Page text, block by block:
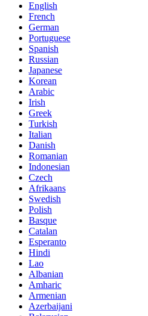
English
French
German
Portuguese
Spanish
Russian
Japanese
Korean
Arabic
Irish
Greek
Turkish
Italian
Danish
Romanian
Indonesian
Czech
Afrikaans
Swedish
Polish
Basque
Catalan
Esperanto
Hindi
Lao
Albanian
Amharic
Armenian
Azerbaijani